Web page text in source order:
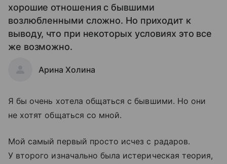
хорошие отношения с бывшими
возлюбленными сложно. Но приходит к
выводу, что при некоторых условиях это все
же возможно.
Арина Холина
Я бы очень хотела общаться с бывшими. Но они
не хотят общаться со мной.
Мой самый первый просто исчез с радаров.
У второго изначально была истерическая теория,